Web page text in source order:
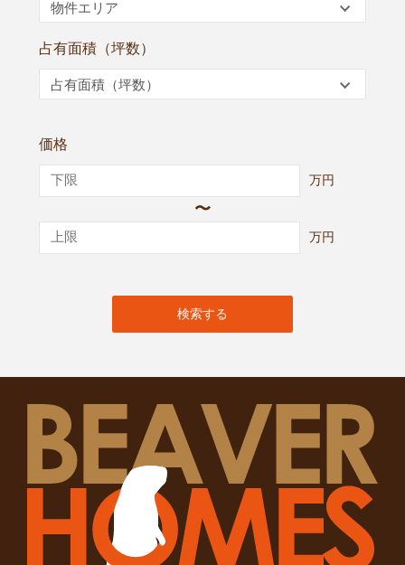
物件エリア
占有面積（坪数）
占有面積（坪数）
価格
万円
〜
万円
検索する